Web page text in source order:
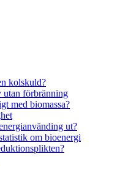
kolskuld?
förbränning
med biomassa?
ut?
om bioenergi